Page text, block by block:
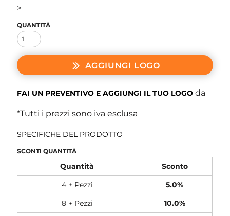
>
QUANTITÀ
AGGIUNGI LOGO
FAI UN PREVENTIVO E AGGIUNGI IL TUO LOGO da
*Tutti i prezzi sono iva esclusa
SPECIFICHE DEL PRODOTTO
SCONTI QUANTITÀ
Quantità
Sconto
4 + Pezzi
5.0%
8 + Pezzi
10.0%